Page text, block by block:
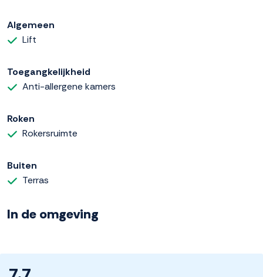
Algemeen
Lift
Toegangkelijkheid
Anti-allergene kamers
Roken
Rokersruimte
Buiten
Terras
In de omgeving